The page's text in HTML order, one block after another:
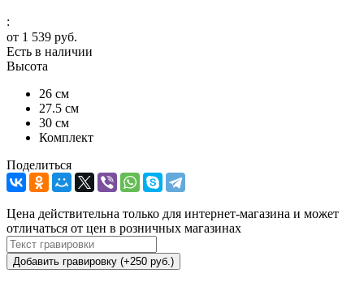
:
от 1 539 руб.
Есть в наличии
Высота
26 см
27.5 см
30 см
Комплект
Поделиться
Цена действительна только для интернет-магазина и может
отличаться от цен в розничных магазинах
Добавить гравировку (+250 руб.)